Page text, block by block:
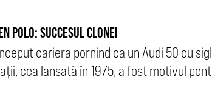
POLO: SUCCESUL CLONEI
cariera pornind ca un Audi 50 cu
cea lansată în 1975, a fost motivul